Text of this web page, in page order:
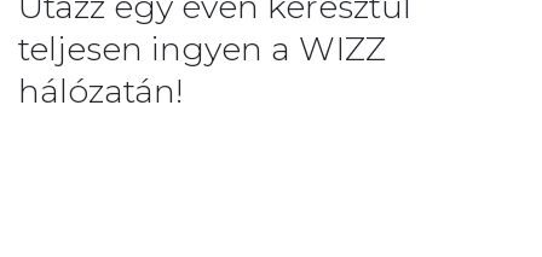
teljesen ingyen a WIZZ
hálózatán!